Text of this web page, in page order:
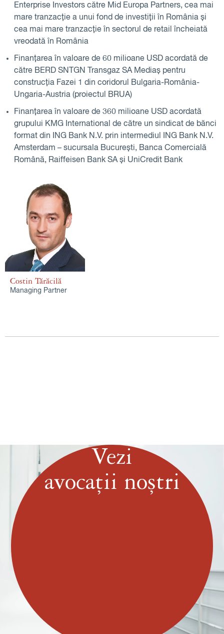
Costin Tărăcilă
Managing Partner
Enterprise Investors către Mid Europa Partners, cea mai
mare tranzacție a unui fond de investiții în România și
cea mai mare tranzacție în sectorul de retail încheiată
vreodată în România
Finanțarea în valoare de 60 milioane USD acordată de
către BERD SNTGN Transgaz SA Mediaș pentru
construcția Fazei 1 din coridorul Bulgaria-România-
Ungaria-Austria (proiectul BRUA)
Finanțarea în valoare de 360 milioane USD acordată
grupului KMG International de către un sindicat de bănci
format din ING Bank N.V. prin intermediul ING Bank N.V.
Amsterdam – sucursala București, Banca Comercială
Română, Raiffeisen Bank SA și UniCredit Bank
Vezi
avocații noștri